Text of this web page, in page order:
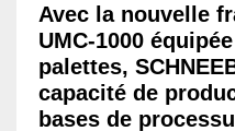
Avec la nouvelle
UMC-1000
palettes,
capacité de
bases de